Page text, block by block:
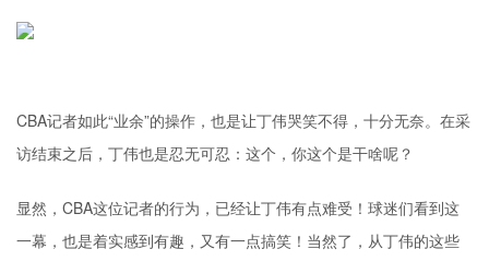
CBA记者如此“业余”的操作，也是让丁伟哭笑不得，十分无奈。在采
访结束之后，丁伟也是忍无可忍：这个，你这个是干啥呢？
显然，CBA这位记者的行为，已经让丁伟有点难受！球迷们看到这
一幕，也是着实感到有趣，又有一点搞笑！当然了，从丁伟的这些